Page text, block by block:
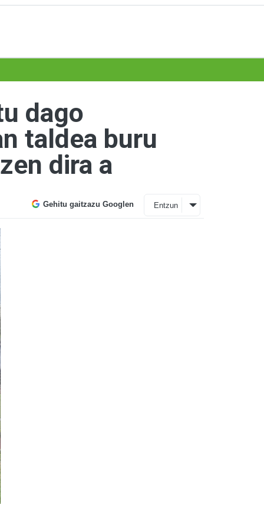
dago
taldea buru
dira a
Gehitu gaitzazu Googlen Entzun